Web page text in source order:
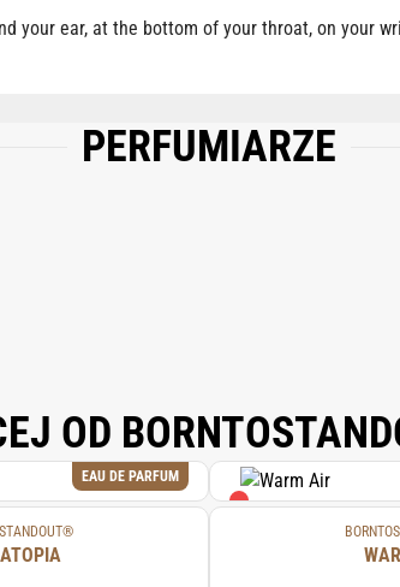
your ear, at the bottom of your throat, on your
COUMARIN, EUGENOL, LINALOOL, LIMONENE,
BENZYL ALCOHOL, CINNAMYL ALCOHOL.
PERFUMIARZE
OD
EAU DE PARFUM